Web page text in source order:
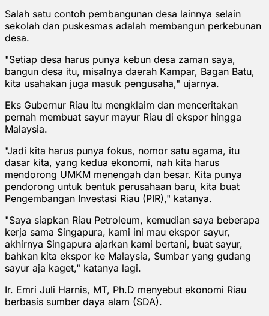
Salah satu contoh pembangunan desa lainnya selain
sekolah dan puskesmas adalah membangun perkebunan
desa.
"Setiap desa harus punya kebun desa zaman saya,
bangun desa itu, misalnya daerah Kampar, Bagan Batu,
kita usahakan juga masuk pengusaha," ujarnya.
Eks Gubernur Riau itu mengklaim dan menceritakan
pernah membuat sayur mayur Riau di ekspor hingga
Malaysia.
"Jadi kita harus punya fokus, nomor satu agama, itu
dasar kita, yang kedua ekonomi, nah kita harus
mendorong UMKM menengah dan besar. Kita punya
pendorong untuk bentuk perusahaan baru, kita buat
Pengembangan Investasi Riau (PIR)," katanya.
"Saya siapkan Riau Petroleum, kemudian saya beberapa
kerja sama Singapura, kami ini mau ekspor sayur,
akhirnya Singapura ajarkan kami bertani, buat sayur,
bahkan kita ekspor ke Malaysia, Sumbar yang gudang
sayur aja kaget," katanya lagi.
Ir. Emri Juli Harnis, MT, Ph.D menyebut ekonomi Riau
berbasis sumber daya alam (SDA).